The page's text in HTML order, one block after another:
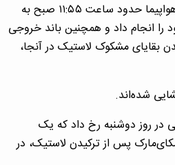
باند فرودگاه ناریتا، جایی که هواپیما حدود ساعت ۱۱:۵۵ صبح به
انجام داد و همچنین باند خروجی
بقایای مشکوک لاستیک در آنجا،
شده‌اند.
در روز دوشنبه رخ داد که یک
اسکای‌مارک پس از ترکیدن لاستیک، در